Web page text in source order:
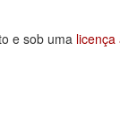
e sob uma